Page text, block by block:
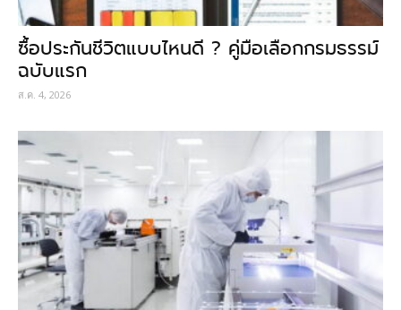
ซื้อประกันชีวิตแบบไหนดี ? คู่มือเลือกกรมธรรม์
ฉบับแรก
ส.ค. 4, 2026